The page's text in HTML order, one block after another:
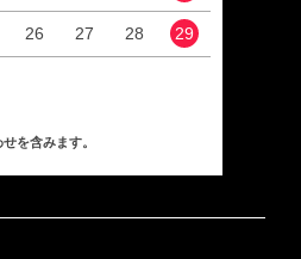
26 27 28 29
を含みます。